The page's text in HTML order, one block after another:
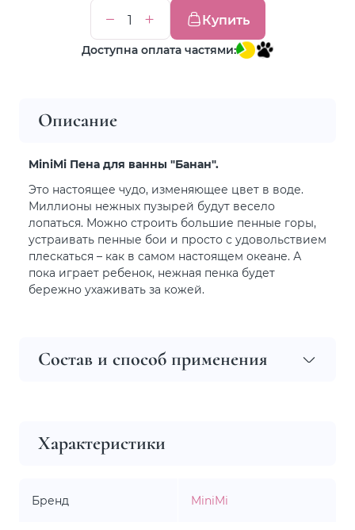
Купить
Доступна оплата частями:
Описание
MiniMi Пена для ванны "Банан".
Это настоящее чудо, изменяющее цвет в воде.
Миллионы нежных пузырей будут весело
лопаться. Можно строить большие пенные горы,
устраивать пенные бои и просто с удовольствием
плескаться – как в самом настоящем океане. А
пока играет ребенок, нежная пенка будет
бережно ухаживать за кожей.
Состав и способ применения
Характеристики
Бренд MiniMi